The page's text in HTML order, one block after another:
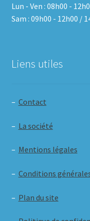
Lun - Ven : 08h00 -
Sam : 09h00 - 12h00 /
Liens utiles
– Contact
– La société
– Mentions légales
– Conditions
– Plan du site